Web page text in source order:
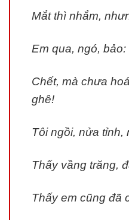
Mắt thì nhắm,
Em qua, ngó,
Chết, mà chưa
ghê!
Tôi ngồi, nửa tỉnh,
Thấy vầng trăng,
Thấy em cũng đã